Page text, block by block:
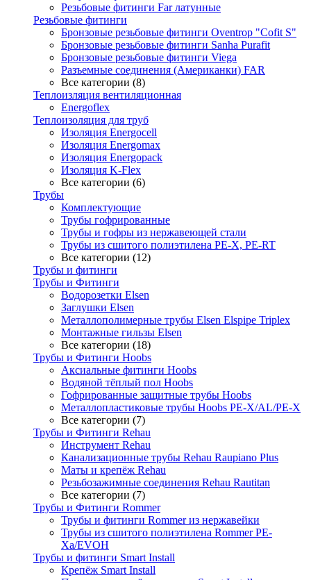
Резьбовые фитинги Far латунные
Резьбовые фитинги
Бронзовые резьбовые фитинги Oventrop "Cofit S"
Бронзовые резьбовые фитинги Sanha Purafit
Бронзовые резьбовые фитинги Viega
Разъемные соединения (Американки) FAR
Все категории (8)
Теплоизляция вентиляционная
Energoflex
Теплоизоляция для труб
Изоляция Energocell
Изоляция Energomax
Изоляция Energopack
Изоляция K-Flex
Все категории (6)
Трубы
Комплектующие
Трубы гофрированные
Трубы и гофры из нержавеющей стали
Трубы из сшитого полиэтилена PE-X, PE-RT
Все категории (12)
Трубы и фитинги
Трубы и Фитинги
Водорозетки Elsen
Заглушки Elsen
Металлополимерные трубы Elsen Elspipe Triplex
Монтажные гильзы Elsen
Все категории (18)
Трубы и Фитинги Hoobs
Аксиальные фитинги Hoobs
Водяной тёплый пол Hoobs
Гофрированные защитные трубы Hoobs
Металлопластиковые трубы Hoobs PE-X/AL/PE-X
Все категории (7)
Трубы и Фитинги Rehau
Инструмент Rehau
Канализационные трубы Rehau Raupiano Plus
Маты и крепёж Rehau
Резьбозажимные соединения Rehau Rautitan
Все категории (7)
Трубы и Фитинги Rommer
Трубы и фитинги Rommer из нержавейки
Трубы из сшитого полиэтилена Rommer PE-
Xa/EVOH
Трубы и фитинги Smart Install
Крепёж Smart Install